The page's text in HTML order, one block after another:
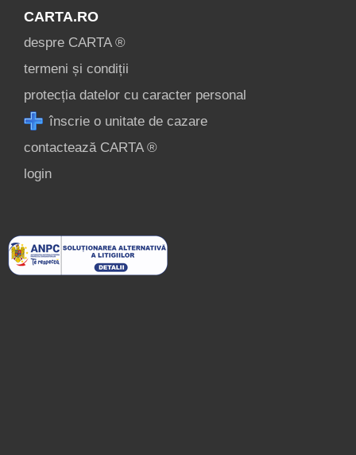
CARTA.RO
despre CARTA ®
termeni și condiții
protecția datelor cu caracter personal
înscrie o unitate de cazare
contactează CARTA ®
login